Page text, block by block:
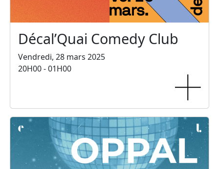
Décal’Quai Comedy Club
Vendredi, 28 mars 2025
20H00 - 01H00